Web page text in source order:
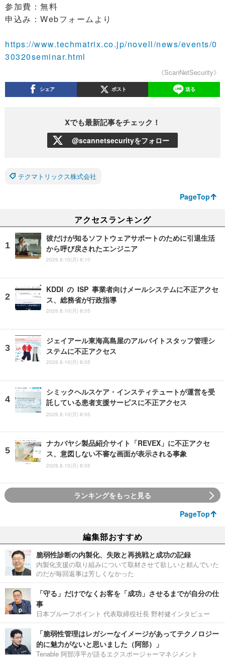
参加費：無料
申込み：Webフォームより
https://www.techmatrix.co.jp/novell/news/events/0
30320seminar.html
《ScanNetSecurity》
シェア ポスト 送る
Xでも最新記事をチェック！
@scannetsecurityをフォロー
テクマトリックス株式会社
PageTop
アクセスランキング
彼だけが知るソフトウェアサポートのために引退生活
から呼び戻されたエンジニア
2026.8.10(月) 8:10
KDDI の ISP 事業者向けメールシステムに不正アクセ
ス、総務省が行政指導
2026.8.10(月) 8:05
ジェイアール東海高島屋のアルバイトスタッフ管理シ
ステムに不正アクセス
2026.8.10(月) 8:05
シミックヘルスケア・インスティテュートが運営を受
託している患者支援サービスに不正アクセス
2026.8.10(月) 8:05
ナカバヤシ製品紹介サイト「REVEX」に不正アクセ
ス、意図しない不審な画面が表示される事象
2026.8.10(月) 8:05
ランキングをもっと見る
PageTop
編集部おすすめ
脆弱性診断の内製化、失敗と再挑戦と成功の記録
内製化支援の取り組みについて取材させて欲しいと頼んでいた
のだが毎回返事は芳しくなかった
「守る」だけでなくお客を「成功」させるまでが自分の仕
事
日本プルーフポイント 代表取締役社長 野村健インタビュー
「脆弱性管理はレガシーなイメージがあってテクノロジー
的に魅力がないと思いました（阿部）」
Tenable 阿部淳平が語るエクスポージャーマネジメント